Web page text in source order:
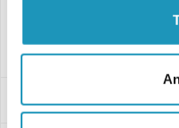
0.5 kabel.
Specifikationer